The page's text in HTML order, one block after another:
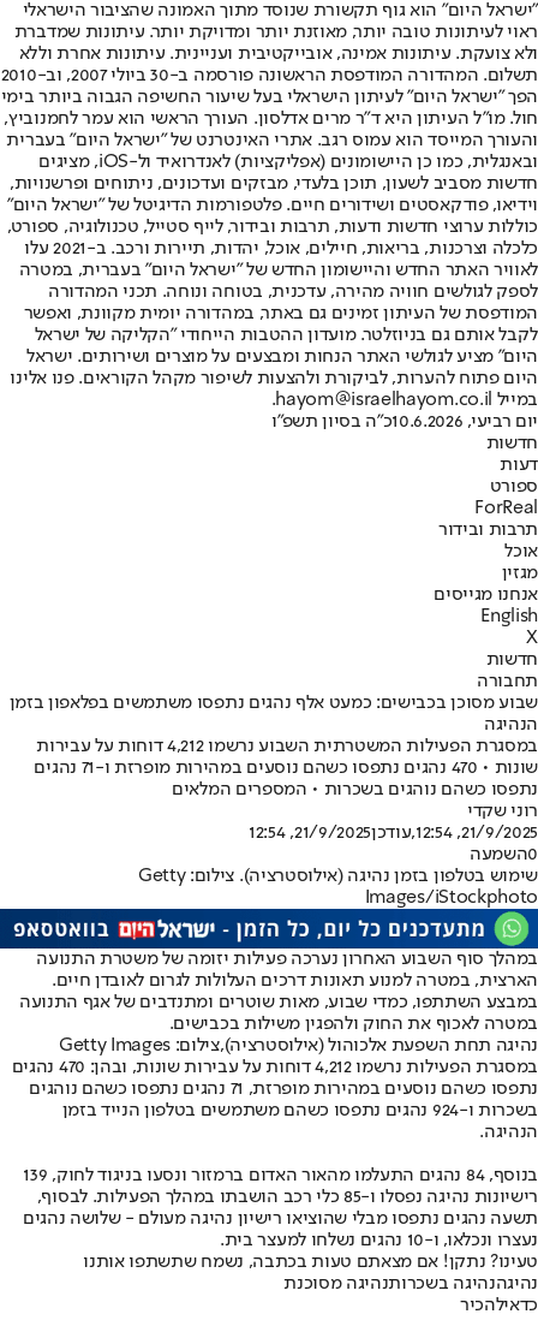
"ישראל היום" הוא גוף תקשורת שנוסד מתוך האמונה שהציבור הישראלי
ראוי לעיתונות טובה יותר, מאוזנת יותר ומדויקת יותר. עיתונות שמדברת
ולא צועקת. עיתונות אמינה, אובייקטיבית ועניינית. עיתונות אחרת וללא
תשלום. המהדורה המודפסת הראשונה פורסמה ב-30 ביולי 2007, וב-2010
הפך "ישראל היום" לעיתון הישראלי בעל שיעור החשיפה הגבוה ביותר בימי
חול. מו"ל העיתון היא ד"ר מרים אדלסון. העורך הראשי הוא עמר לחמנוביץ,
והעורך המייסד הוא עמוס רגב. אתרי האינטרנט של "ישראל היום" בעברית
ובאנגלית, כמו כן היישומונים (אפליקציות) לאנדרואיד ול-iOS, מציגים
חדשות מסביב לשעון, תוכן בלעדי, מבזקים ועדכונים, ניתוחים ופרשנויות,
וידיאו, פודקאסטים ושידורים חיים. פלטפורמות הדיגיטל של "ישראל היום"
כוללות ערוצי חדשות ודעות, תרבות ובידור, לייף סטייל, טכנולוגיה, ספורט,
כלכלה וצרכנות, בריאות, חיילים, אוכל, יהדות, תיירות ורכב. ב-2021 עלו
לאוויר האתר החדש והיישומון החדש של "ישראל היום" בעברית, במטרה
לספק לגולשים חוויה מהירה, עדכנית, בטוחה ונוחה. תכני המהדורה
המודפסת של העיתון זמינים גם באתר, במהדורה יומית מקוונת, ואפשר
לקבל אותם גם בניוזלטר. מועדון ההטבות הייחודי "הקליקה של ישראל
היום" מציע לגולשי האתר הנחות ומבצעים על מוצרים ושירותים. ישראל
היום פתוח להערות, לביקורת ולהצעות לשיפור מקהל הקוראים. פנו אלינו
במייל hayom@israelhayom.co.il.
יום רביעי, 10.6.2026
כ"ה בסיון תשפ"ו
חדשות
דעות
ספורט
ForReal
תרבות ובידור
אוכל
מגזין
אנחנו מגייסים
English
X
חדשות
תחבורה
שבוע מסוכן בכבישים: כמעט אלף נהגים נתפסו משתמשים בפלאפון בזמן
הנהיגה
במסגרת הפעילות המשטרתית השבוע נרשמו 4,212 דוחות על עבירות
שונות • 470 נהגים נתפסו כשהם נוסעים במהירות מופרזת ו-71 נהגים
נתפסו כשהם נוהגים בשכרות • המספרים המלאים
רוני שקדי
21/9/2025, 12:54
,עודכן21/9/2025, 12:54
0השמעה
שימוש בטלפון בזמן נהיגה (אילוסטרציה). צילום: Getty
Images/iStockphoto
במהלך סוף השבוע האחרון נערכה פעילות יזומה של משטרת התנועה
הארצית, במטרה למנוע תאונות דרכים העלולות לגרום לאובדן חיים.
במבצע השתתפו, כמדי שבוע, מאות שוטרים ומתנדבים של אגף התנועה
במטרה לאכוף את החוק ולהפגין משילות בכבישים.
נהיגה תחת השפעת אלכוהול (אילוסטרציה),צילום: Getty Images
במסגרת הפעילות נרשמו 4,212 דוחות על עבירות שונות, ובהן: 470 נהגים
נתפסו כשהם נוסעים במהירות מופרזת, 71 נהגים נתפסו כשהם נוהגים
בשכרות ו-924 נהגים נתפסו כשהם משתמשים בטלפון הנייד בזמן
הנהיגה.
בנוסף, 84 נהגים התעלמו מהאור האדום ברמזור ונסעו בניגוד לחוק, 139
רישיונות נהיגה נפסלו ו-85 כלי רכב הושבתו במהלך הפעילות. לבסוף,
תשעה נהגים נתפסו מבלי שהוציאו רישיון נהיגה מעולם - שלושה נהגים
נעצרו ונכלאו, ו-10 נהגים נשלחו למעצר בית.
טעינו? נתקן! אם מצאתם טעות בכתבה, נשמח שתשתפו אותנו
נהיגהנהיגה בשכרותנהיגה מסוכנת
כדאילהכיר